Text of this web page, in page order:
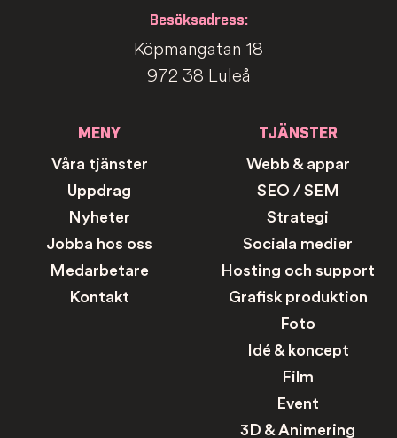
Besöksadress:
Köpmangatan 18
972 38 Luleå
MENY
Våra tjänster
Uppdrag
Nyheter
Jobba hos oss
Medarbetare
Kontakt
TJÄNSTER
Webb & appar
SEO / SEM
Strategi
Sociala medier
Hosting och support
Grafisk produktion
Foto
Idé & koncept
Film
Event
3D & Animering